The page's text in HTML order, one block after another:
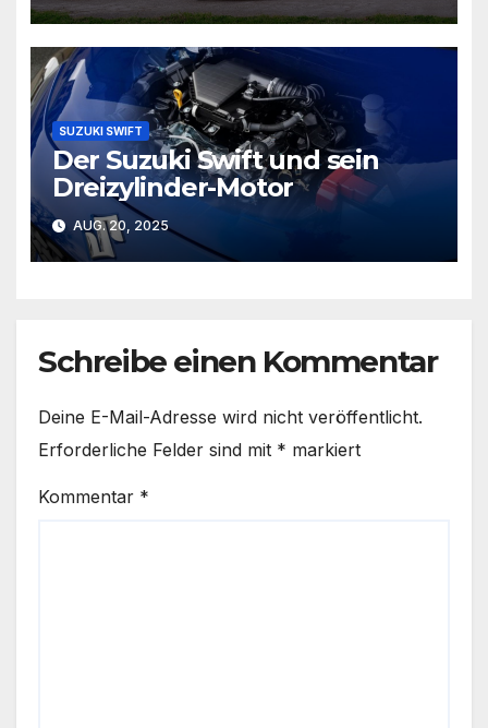
SUZUKI SWIFT
Der Suzuki Swift und sein
Dreizylinder-Motor
AUG. 20, 2025
Schreibe einen Kommentar
Deine E-Mail-Adresse wird nicht veröffentlicht.
Erforderliche Felder sind mit * markiert
Kommentar *